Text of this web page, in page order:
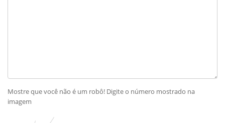
Mostre que você não é um robô! Digite o número mostrado na
imagem